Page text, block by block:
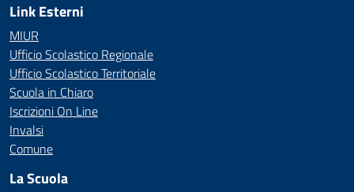
Link Esterni
MIUR
Ufficio Scolastico Regionale
Ufficio Scolastico Territoriale
Scuola in Chiaro
Iscrizioni On Line
Invalsi
Comune
La Scuola